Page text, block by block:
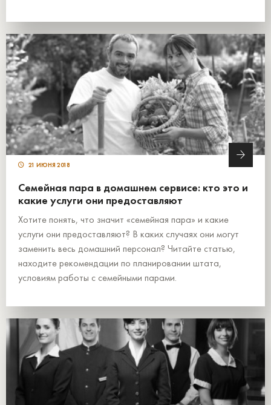
21 ИЮНЯ 2018
Семейная пара в домашнем сервисе: кто это и
какие услуги они предоставляют
Хотите понять, что значит «семейная пара» и какие
услуги они предоставляют? В каких случаях они могут
заменить весь домашний персонал? Читайте статью,
находите рекомендации по планировании штата,
условиям работы с семейными парами.